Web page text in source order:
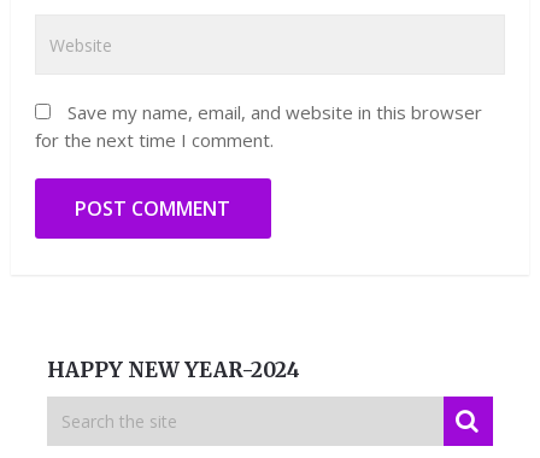
Save my name, email, and website in this browser
for the next time I comment.
HAPPY NEW YEAR-2024